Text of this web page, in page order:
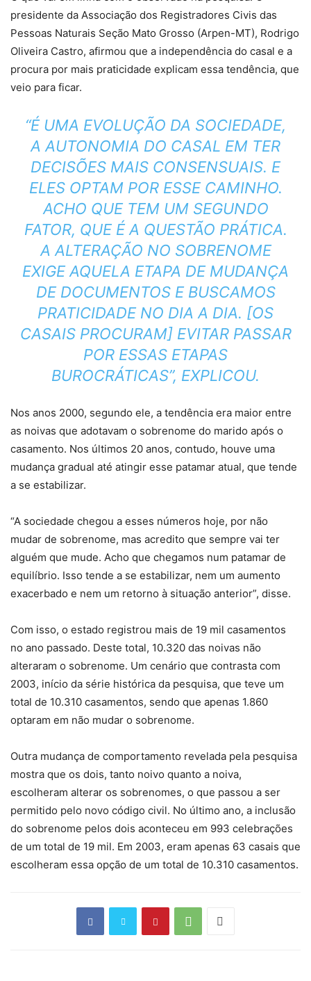
presidente da Associação dos Registradores Civis das
Pessoas Naturais Seção Mato Grosso (Arpen-MT), Rodrigo
Oliveira Castro, afirmou que a independência do casal e a
procura por mais praticidade explicam essa tendência, que
veio para ficar.
“É UMA EVOLUÇÃO DA SOCIEDADE,
A AUTONOMIA DO CASAL EM TER
DECISÕES MAIS CONSENSUAIS. E
ELES OPTAM POR ESSE CAMINHO.
ACHO QUE TEM UM SEGUNDO
FATOR, QUE É A QUESTÃO PRÁTICA.
A ALTERAÇÃO NO SOBRENOME
EXIGE AQUELA ETAPA DE MUDANÇA
DE DOCUMENTOS E BUSCAMOS
PRATICIDADE NO DIA A DIA. [OS
CASAIS PROCURAM] EVITAR PASSAR
POR ESSAS ETAPAS
BUROCRÁTICAS”, EXPLICOU.
Nos anos 2000, segundo ele, a tendência era maior entre
as noivas que adotavam o sobrenome do marido após o
casamento. Nos últimos 20 anos, contudo, houve uma
mudança gradual até atingir esse patamar atual, que tende
a se estabilizar.
“A sociedade chegou a esses números hoje, por não
mudar de sobrenome, mas acredito que sempre vai ter
alguém que mude. Acho que chegamos num patamar de
equilíbrio. Isso tende a se estabilizar, nem um aumento
exacerbado e nem um retorno à situação anterior”, disse.
Com isso, o estado registrou mais de 19 mil casamentos
no ano passado. Deste total, 10.320 das noivas não
alteraram o sobrenome. Um cenário que contrasta com
2003, início da série histórica da pesquisa, que teve um
total de 10.310 casamentos, sendo que apenas 1.860
optaram em não mudar o sobrenome.
Outra mudança de comportamento revelada pela pesquisa
mostra que os dois, tanto noivo quanto a noiva,
escolheram alterar os sobrenomes, o que passou a ser
permitido pelo novo código civil. No último ano, a inclusão
do sobrenome pelos dois aconteceu em 993 celebrações
de um total de 19 mil. Em 2003, eram apenas 63 casais que
escolheram essa opção de um total de 10.310 casamentos.